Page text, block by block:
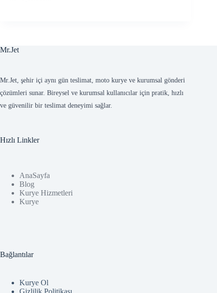
Mr.Jet
Mr.Jet, şehir içi aynı gün teslimat, moto kurye ve kurumsal gönderi
çözümleri sunar. Bireysel ve kurumsal kullanıcılar için pratik, hızlı
ve güvenilir bir teslimat deneyimi sağlar.
Hızlı Linkler
AnaSayfa
Blog
Kurye Hizmetleri
Kurye
Bağlantılar
Kurye Ol
Gizlilik Politikası